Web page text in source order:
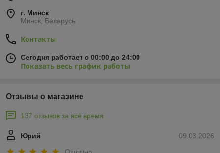
г. Минск
Минск, Беларусь
Контакты
Сегодня работает с 00:00 до 24:00
Показать весь график работы
Отзывы о магазине
137 отзывов за всё время
09.03.2026
Юрий
Отлично